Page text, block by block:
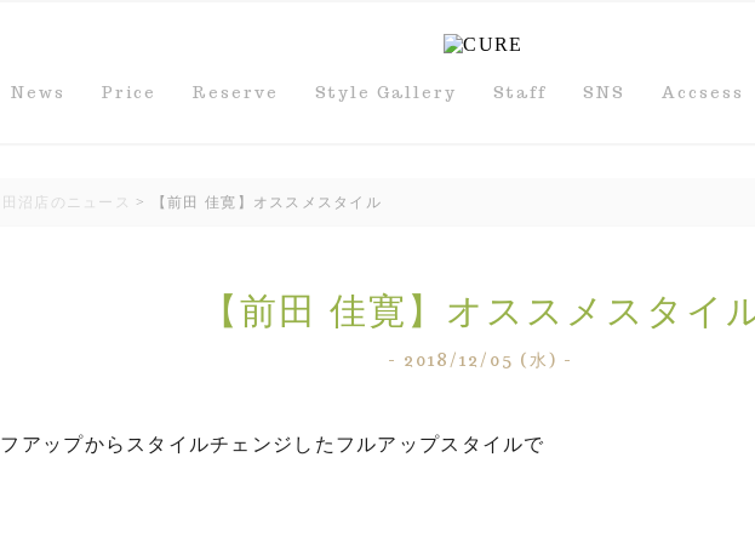
News Price Reserve Style Gallery Staff SNS Accsess
沼店のニュース > 【前田 佳寛】オススメスタイル
【前田 佳寛】オススメスタイ
- 2018/12/05 (水) -
アップからスタイルチェンジしたフルアップスタイルで